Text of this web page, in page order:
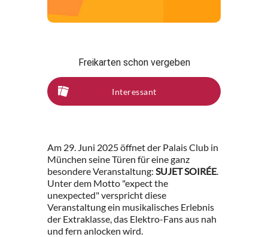
Freikarten schon vergeben
Interessant
Am 29. Juni 2025 öffnet der Palais Club in
München seine Türen für eine ganz
besondere Veranstaltung: SUJET SOIRÉE.
Unter dem Motto "expect the
unexpected" verspricht diese
Veranstaltung ein musikalisches Erlebnis
der Extraklasse, das Elektro-Fans aus nah
und fern anlocken wird.